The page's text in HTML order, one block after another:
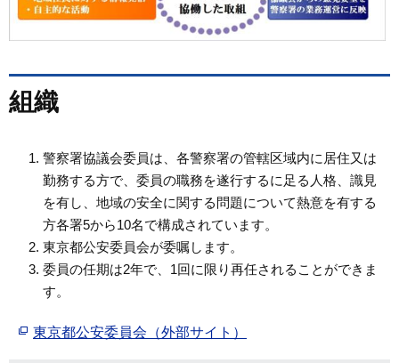
組織
警察署協議会委員は、各警察署の管轄区域内に居住又は
勤務する方で、委員の職務を遂行するに足る人格、識見
を有し、地域の安全に関する問題について熱意を有する
方各署5から10名で構成されています。
東京都公安委員会が委嘱します。
委員の任期は2年で、1回に限り再任されることができま
す。
東京都公安委員会（外部サイト）